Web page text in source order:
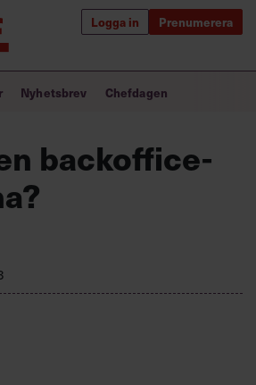
Logga in Prenumerera
förändrar världen
för ledare
Nyhetsbrev Chefdagen
backoffice-